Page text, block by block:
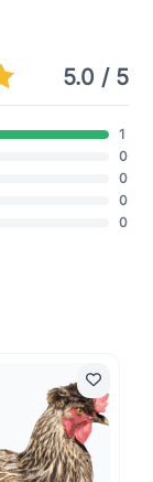
5.0 / 5
1
0
0
0
0